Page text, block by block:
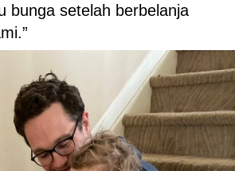
bunga setelah berbelanja